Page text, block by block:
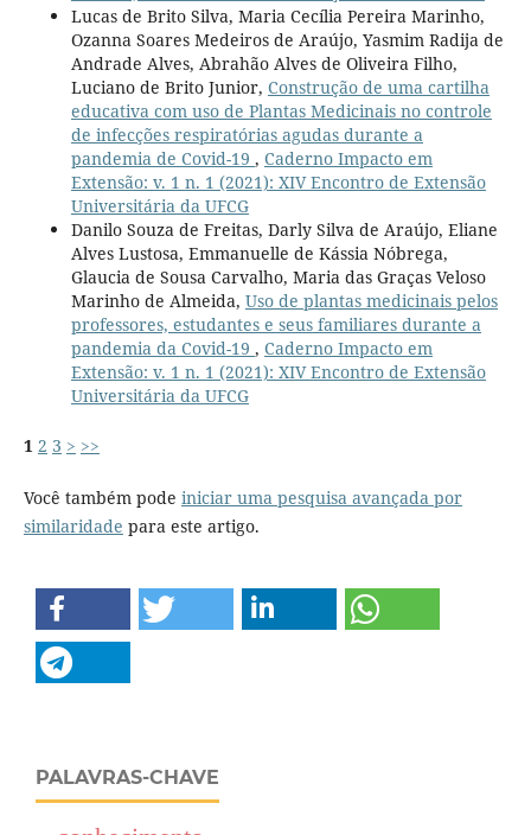
Lucas de Brito Silva, Maria Cecília Pereira Marinho,
Ozanna Soares Medeiros de Araújo, Yasmim Radija de
Andrade Alves, Abrahão Alves de Oliveira Filho,
Luciano de Brito Junior, Construção de uma cartilha
educativa com uso de Plantas Medicinais no controle
de infecções respiratórias agudas durante a
pandemia de Covid-19 , Caderno Impacto em
Extensão: v. 1 n. 1 (2021): XIV Encontro de Extensão
Universitária da UFCG
Danilo Souza de Freitas, Darly Silva de Araújo, Eliane
Alves Lustosa, Emmanuelle de Kássia Nóbrega,
Glaucia de Sousa Carvalho, Maria das Graças Veloso
Marinho de Almeida, Uso de plantas medicinais pelos
professores, estudantes e seus familiares durante a
pandemia da Covid-19 , Caderno Impacto em
Extensão: v. 1 n. 1 (2021): XIV Encontro de Extensão
Universitária da UFCG
1 2 3 > >>
Você também pode iniciar uma pesquisa avançada por
similaridade para este artigo.
PALAVRAS-CHAVE